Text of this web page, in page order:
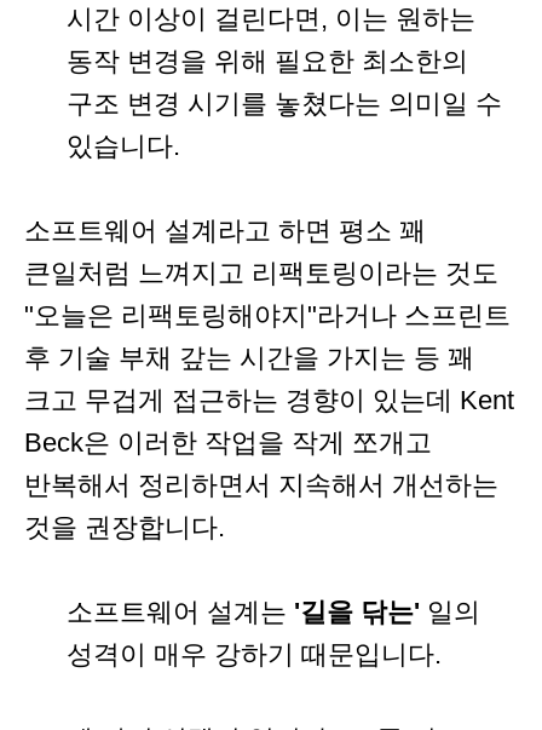
시간 이상이 걸린다면, 이는 원하는
동작 변경을 위해 필요한 최소한의
구조 변경 시기를 놓쳤다는 의미일 수
있습니다.
소프트웨어 설계라고 하면 평소 꽤
큰일처럼 느껴지고 리팩토링이라는 것도
"오늘은 리팩토링해야지"라거나 스프린트
후 기술 부채 갚는 시간을 가지는 등 꽤
크고 무겁게 접근하는 경향이 있는데 Kent
Beck은 이러한 작업을 작게 쪼개고
반복해서 정리하면서 지속해서 개선하는
것을 권장합니다.
소프트웨어 설계는 '길을 닦는' 일의
성격이 매우 강하기 때문입니다.